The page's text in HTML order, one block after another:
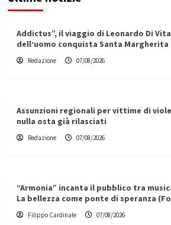
Addictus”, il viaggio di Leonardo Di
dell’uomo conquista Santa Margherita
Redazione 07/08/2026
Assunzioni regionali per vittime di
nulla osta già rilasciati
Redazione 07/08/2026
“Armonia” incanta il pubblico tra
La bellezza come ponte di speranza
Filippo Cardinale 07/08/2026